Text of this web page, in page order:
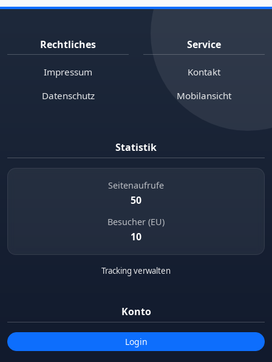
Rechtliches
Impressum
Datenschutz
Service
Kontakt
Mobilansicht
Statistik
Seitenaufrufe
50
Besucher (EU)
10
Tracking verwalten
Konto
Login